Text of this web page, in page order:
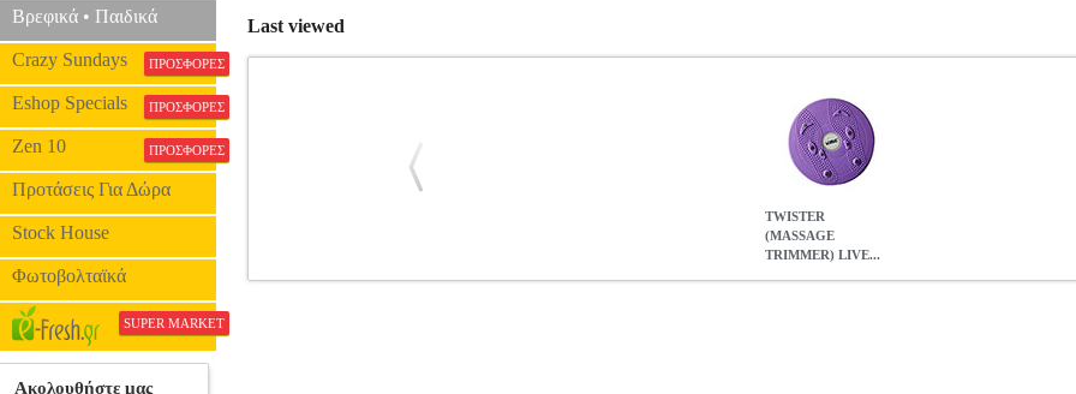
Βρεφικά • Παιδικά
Crazy Sundays ΠΡΟΣΦΟΡΕΣ
Eshop Specials ΠΡΟΣΦΟΡΕΣ
Zen 10 ΠΡΟΣΦΟΡΕΣ
Προτάσεις Για Δώρα
Stock House
Φωτοβολταϊκά
SUPER MARKET
Last viewed
TWISTER
(MASSAGE
TRIMMER) LIVE...